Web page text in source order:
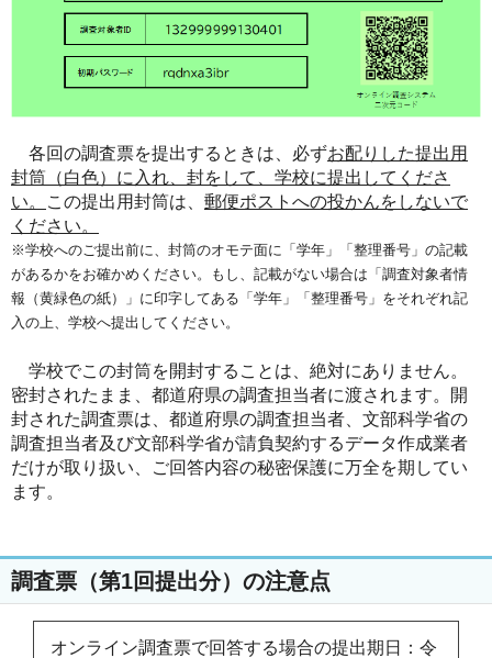
各回の調査票を提出するときは、必ずお配りした提出用
封筒（白色）に入れ、封をして、学校に提出してくださ
い。
この提出用封筒は、 郵便ポストへの投かんをしないで
ください。
※学校へのご提出前に、封筒のオモテ面に「学年」「整理番号」の記載
があるかをお確かめください。もし、記載がない場合は「調査対象者情
報（黄緑色の紙）」に印字してある「学年」「整理番号」をそれぞれ記
入の上、学校へ提出してください。
学校でこの封筒を開封することは、絶対にありません。
密封されたまま、都道府県の調査担当者に渡されます。開
封された調査票は、都道府県の調査担当者、文部科学省の
調査担当者及び文部科学省が請負契約するデータ作成業者
だけが取り扱い、ご回答内容の秘密保護に万全を期してい
ます。
調査票（第1回提出分）の注意点
オンライン調査票で回答する場合の提出期日：令